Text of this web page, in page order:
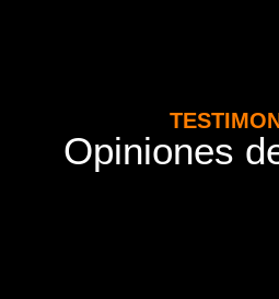
Opiniones